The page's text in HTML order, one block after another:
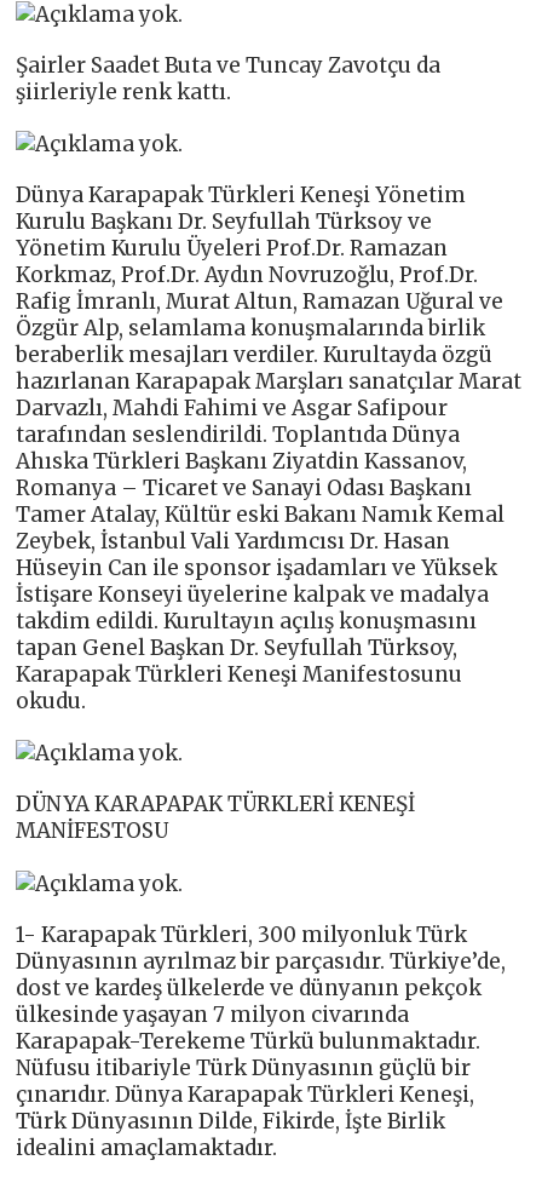
Şairler Saadet Buta ve Tuncay Zavotçu da
şiirleriyle renk kattı.
Dünya Karapapak Türkleri Keneşi Yönetim
Kurulu Başkanı Dr. Seyfullah Türksoy ve
Yönetim Kurulu Üyeleri Prof.Dr. Ramazan
Korkmaz, Prof.Dr. Aydın Novruzoğlu, Prof.Dr.
Rafig İmranlı, Murat Altun, Ramazan Uğural ve
Özgür Alp, selamlama konuşmalarında birlik
beraberlik mesajları verdiler. Kurultayda özgü
hazırlanan Karapapak Marşları sanatçılar Marat
Darvazlı, Mahdi Fahimi ve Asgar Safipour
tarafından seslendirildi. Toplantıda Dünya
Ahıska Türkleri Başkanı Ziyatdin Kassanov,
Romanya – Ticaret ve Sanayi Odası Başkanı
Tamer Atalay, Kültür eski Bakanı Namık Kemal
Zeybek, İstanbul Vali Yardımcısı Dr. Hasan
Hüseyin Can ile sponsor işadamları ve Yüksek
İstişare Konseyi üyelerine kalpak ve madalya
takdim edildi. Kurultayın açılış konuşmasını
tapan Genel Başkan Dr. Seyfullah Türksoy,
Karapapak Türkleri Keneşi Manifestosunu
okudu.
DÜNYA KARAPAPAK TÜRKLERİ KENEŞİ
MANİFESTOSU
1- Karapapak Türkleri, 300 milyonluk Türk
Dünyasının ayrılmaz bir parçasıdır. Türkiye’de,
dost ve kardeş ülkelerde ve dünyanın pekçok
ülkesinde yaşayan 7 milyon civarında
Karapapak-Terekeme Türkü bulunmaktadır.
Nüfusu itibariyle Türk Dünyasının güçlü bir
çınarıdır. Dünya Karapapak Türkleri Keneşi,
Türk Dünyasının Dilde, Fikirde, İşte Birlik
idealini amaçlamaktadır.